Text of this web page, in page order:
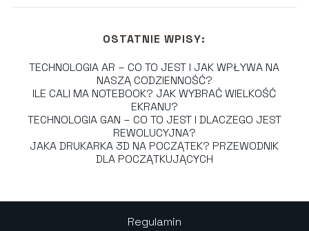
OSTATNIE WPISY:
TECHNOLOGIA AR – CO TO JEST I JAK WPŁYWA NA
NASZĄ CODZIENNOŚĆ?
ILE CALI MA NOTEBOOK? JAK WYBRAĆ WIELKOŚĆ
EKRANU?
TECHNOLOGIA GAN – CO TO JEST I DLACZEGO JEST
REWOLUCYJNA?
JAKA DRUKARKA 3D NA POCZĄTEK? PRZEWODNIK
DLA POCZĄTKUJĄCYCH
Regulamin